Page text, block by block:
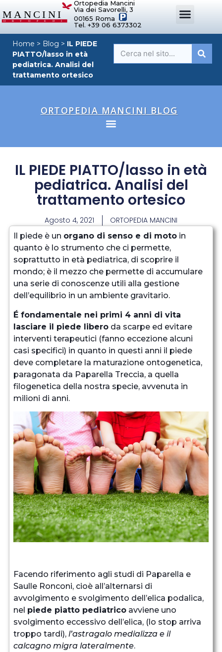
Ortopedia Mancini
Via dei Savorelli, 3
00165 Roma
Tel. +39 06 6373302
Home > Blog > IL PIEDE
PIATTO/lasso in età
pediatrica. Analisi del
trattamento ortesico
ORTOPEDIA MANCINI BLOG
IL PIEDE PIATTO/lasso in età
pediatrica. Analisi del
trattamento ortesico
Agosto 4, 2021 ORTOPEDIA MANCINI
Il piede è un organo di senso e di motoin
quanto è lo strumento che ci permette,
soprattutto in età pediatrica, di scoprire il
mondo; è il mezzo che permette di accumulare
una serie di conoscenze utili alla gestione
dell’equilibrio in un ambiente gravitario.
É fondamentale nei primi 4 anni di vita
lasciare il piede liberoda scarpe ed evitare
interventi terapeutici (fanno eccezione alcuni
casi specifici) in quanto in questi anni il piede
deve completare la maturazione ontogenetica,
paragonata da Paparella Treccia, a quella
filogenetica della nostra specie, avvenuta in
milioni di anni.
Facendo riferimento agli studi di Paparella e
Saulle Ronconi, cioè all’alternarsi di
avvolgimento e svolgimento dell’elica podalica,
nel piede piatto pediatricoavviene uno
svolgimento eccessivo dell’elica, (lo stop arriva
troppo tardi),l’astragalo medializza e il
calcagno migra lateralmente.